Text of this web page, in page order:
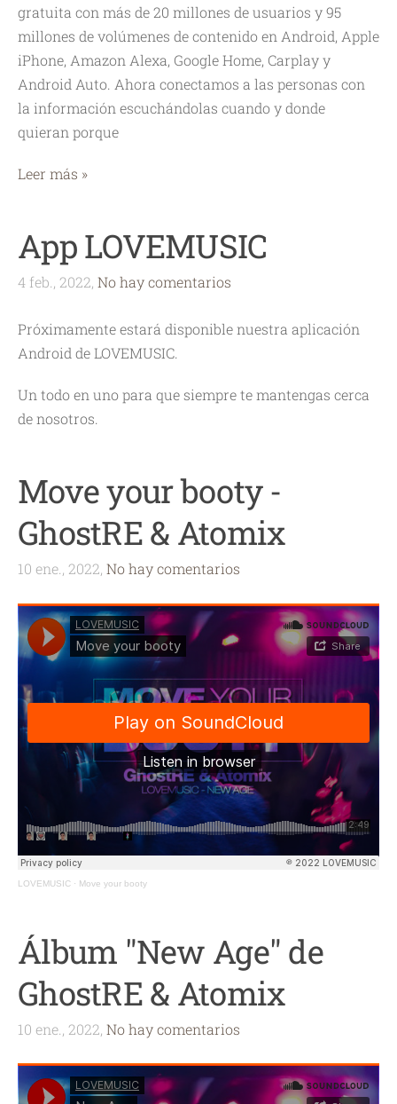
gratuita con más de 20 millones de usuarios y 95
millones de volúmenes de contenido en Android, Apple
iPhone, Amazon Alexa, Google Home, Carplay y
Android Auto. Ahora conectamos a las personas con
la información escuchándolas cuando y donde
quieran porque
Leer más »
App LOVEMUSIC
4 feb., 2022, No hay comentarios
Próximamente estará disponible nuestra aplicación
Android de LOVEMUSIC.
Un todo en uno para que siempre te mantengas cerca
de nosotros.
Move your booty -
GhostRE & Atomix
10 ene., 2022, No hay comentarios
LOVEMUSIC · Move your booty
Álbum "New Age" de
GhostRE & Atomix
10 ene., 2022, No hay comentarios